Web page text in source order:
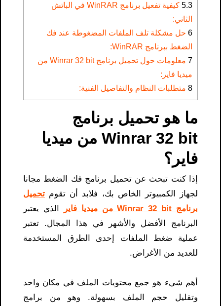
5.3
كيفية تفعيل برنامج WinRAR في الباتش
الثاني:
6 حل مشكلة تلف الملفات المضغوطة عند فك
الضغط ببرنامج WinRAR:
7
معلومات حول تحميل برنامج Winrar 32 bit من
ميديا فاير:
8 متطلبات النظام والتفاصيل الفنية:
ما هو تحميل برنامج
Winrar 32 bit من ميديا
فاير؟
لجهاز الكمبيوتر الخاص بك، فلابد أن تقوم تحميل
برنامج Winrar 32 bit من ميديا فاير
الذي يعتبر
البرنامج الأفضل والأشهر في هذا المجال. تعتبر
عملية ضغط الملفات إحدى الطرق المستخدمة
للعديد من الأغراض.
أهم شيء هو جمع محتويات الملف في مكان واحد
وتقليل حجم الملف بسهولة. وهو من برامج